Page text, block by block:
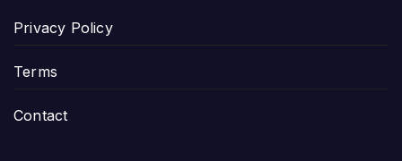
Privacy Policy
Terms
Contact